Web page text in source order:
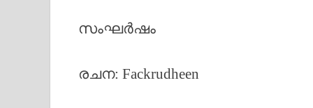
സംഘർഷം
രചന: Fackrudheen